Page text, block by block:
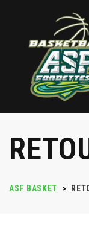
ASF BASKET >